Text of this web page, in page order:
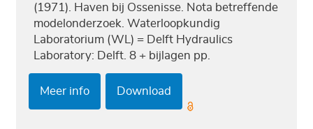
(1971). Haven bij Ossenisse. Nota betreffende
modelonderzoek. Waterloopkundig
Laboratorium (WL) = Delft Hydraulics
Laboratory: Delft. 8 + bijlagen pp.
Meer info Download